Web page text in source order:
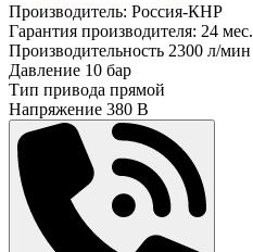
Производитель: Россия-КНР
Гарантия производителя: 24 мес.
Производительность 2300 л/мин
Давление 10 бар
Тип привода прямой
Напряжение 380 В